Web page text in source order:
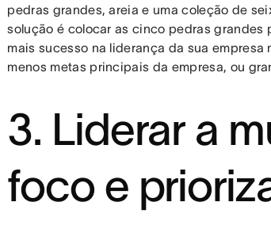
pedras grandes, areia e uma coleção de
solução é colocar as cinco pedras grandes
mais sucesso na liderança da sua
menos metas principais da empresa, ou
3. Liderar a
foco e